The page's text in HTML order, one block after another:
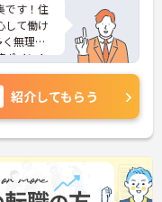
です！住
して働け
無理な
ポイント
にご相談
紹介してもらう